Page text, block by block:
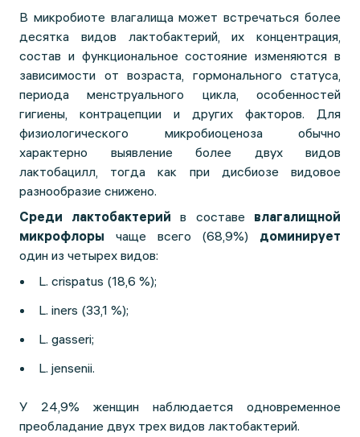
В микробиоте влагалища может встречаться более
десятка видов лактобактерий, их концентрация,
состав и функциональное состояние изменяются в
зависимости от возраста, гормонального статуса,
периода менструального цикла, особенностей
гигиены, контрацепции и других факторов. Для
физиологического микробиоценоза обычно
характерно выявление более двух видов
лактобацилл, тогда как при дисбиозе видовое
разнообразие снижено.
Среди лактобактерий в составе влагалищной
микрофлоры чаще всего (68,9%) доминирует
один из четырех видов:
L. crispatus (18,6 %);
L. iners (33,1 %);
L. gasseri;
L. jensenii.
У 24,9% женщин наблюдается одновременное
преобладание двух трех видов лактобактерий.